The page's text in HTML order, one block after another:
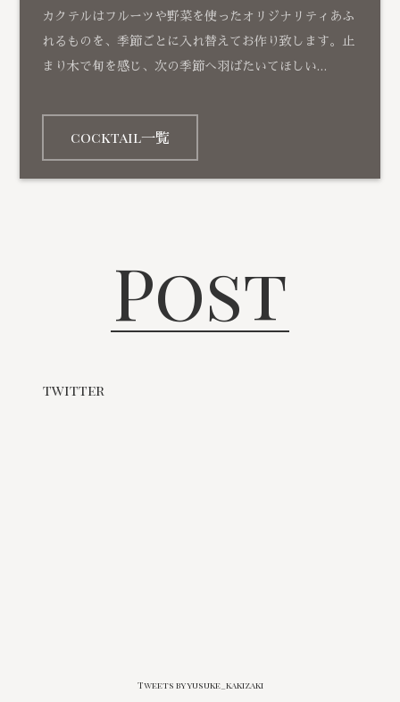
カクテルはフルーツや野菜を使ったオリジナリティあふ
れるものを、季節ごとに入れ替えてお作り致します。止
まり木で旬を感じ、次の季節へ羽ばたいてほしい…
cocktail一覧
Post
twitter
Tweets by yusuke_kakizaki